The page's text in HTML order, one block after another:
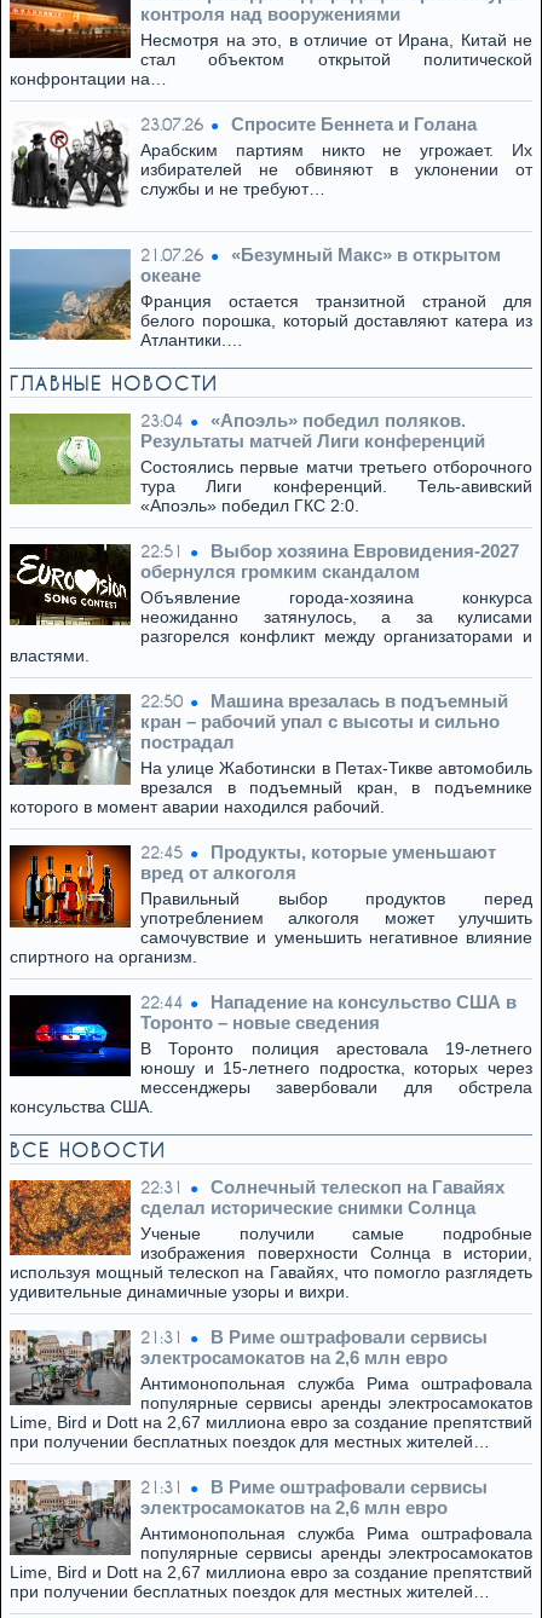
контроля над вооружениями
Несмотря на это, в отличие от Ирана, Китай не
стал объектом открытой политической
конфронтации на…
23.07.26 Спросите Беннета и Голана
Арабским партиям никто не угрожает. Их
избирателей не обвиняют в уклонении от
службы и не требуют…
21.07.26
«Безумный Макс» в открытом
океане
Франция остается транзитной страной для
белого порошка, который доставляют катера из
Атлантики.…
ГЛАВНЫЕ НОВОСТИ
23:04
«Апоэль» победил поляков.
Результаты матчей Лиги конференций
Состоялись первые матчи третьего отборочного
тура Лиги конференций. Тель-авивский
«Апоэль» победил ГКС 2:0.
22:51
Выбор хозяина Евровидения-2027
обернулся громким скандалом
Объявление города-хозяина конкурса
неожиданно затянулось, а за кулисами
разгорелся конфликт между организаторами и
властями.
22:50
Машина врезалась в подъемный
кран – рабочий упал с высоты и сильно
пострадал
На улице Жаботински в Петах-Тикве автомобиль
врезался в подъемный кран, в подъемнике
которого в момент аварии находился рабочий.
22:45
Продукты, которые уменьшают
вред от алкоголя
Правильный выбор продуктов перед
употреблением алкоголя может улучшить
самочувствие и уменьшить негативное влияние
спиртного на организм.
22:44
Нападение на консульство США в
Торонто – новые сведения
В Торонто полиция арестовала 19-летнего
юношу и 15-летнего подростка, которых через
мессенджеры завербовали для обстрела
консульства США.
ВСЕ НОВОСТИ
22:31
Солнечный телескоп на Гавайях
сделал исторические снимки Солнца
Ученые получили самые подробные
изображения поверхности Солнца в истории,
используя мощный телескоп на Гавайях, что помогло разглядеть
удивительные динамичные узоры и вихри.
21:31
В Риме оштрафовали сервисы
электросамокатов на 2,6 млн евро
Антимонопольная служба Рима оштрафовала
популярные сервисы аренды электросамокатов
Lime, Bird и Dott на 2,67 миллиона евро за создание препятствий
при получении бесплатных поездок для местных жителей…
21:31
В Риме оштрафовали сервисы
электросамокатов на 2,6 млн евро
Антимонопольная служба Рима оштрафовала
популярные сервисы аренды электросамокатов
Lime, Bird и Dott на 2,67 миллиона евро за создание препятствий
при получении бесплатных поездок для местных жителей…